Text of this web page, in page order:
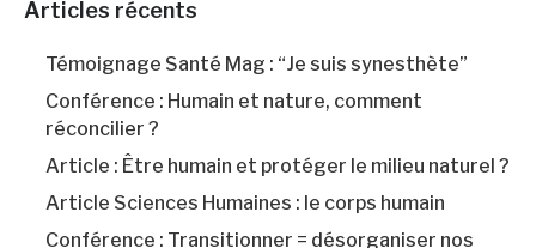
Articles récents
Témoignage Santé Mag : “Je suis synesthète”
Conférence : Humain et nature, comment
réconcilier ?
Article : Être humain et protéger le milieu naturel ?
Article Sciences Humaines : le corps humain
Conférence : Transitionner = désorganiser nos